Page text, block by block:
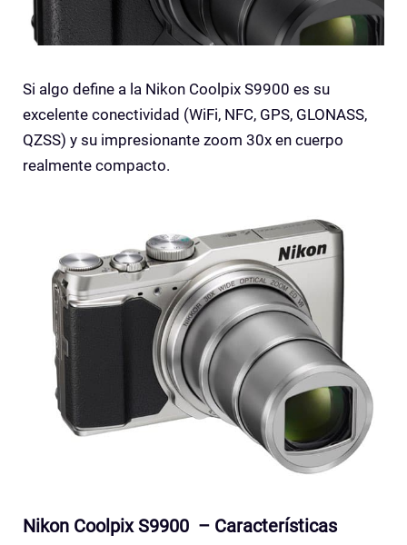
Si algo define a la Nikon Coolpix S9900 es su
excelente conectividad (WiFi, NFC, GPS, GLONASS,
QZSS) y su impresionante zoom 30x en cuerpo
realmente compacto.
Nikon Coolpix S9900 – Características